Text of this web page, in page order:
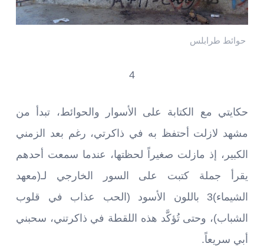
حوائط طرابلس
4
حكايتي مع الكتابة على الأسوار والحوائط، تبدأ من
مشهد لازلت أحتفظ به في ذاكرتي، رغم بعد الزمني
الكبير، إذ مازلت صغيراً لحظتها، عندما سمعت أحدهم
يقرأ جملة كتبت على السور الخارجي لـ(معهد
الشيماء)3 باللون الأسود (الحب عذاب في قلوب
الشباب)، وحتى تُؤكَّد هذه اللقطة في ذاكرتني، سحبني
أبي سريعاً.